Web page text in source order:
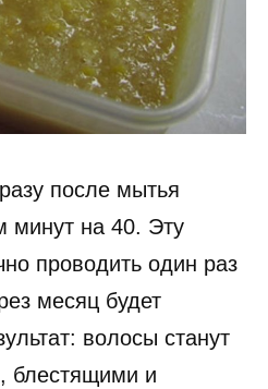
после мытья
минут на 40. Эту
проводить один раз
месяц будет
волосы станут
блестящими и